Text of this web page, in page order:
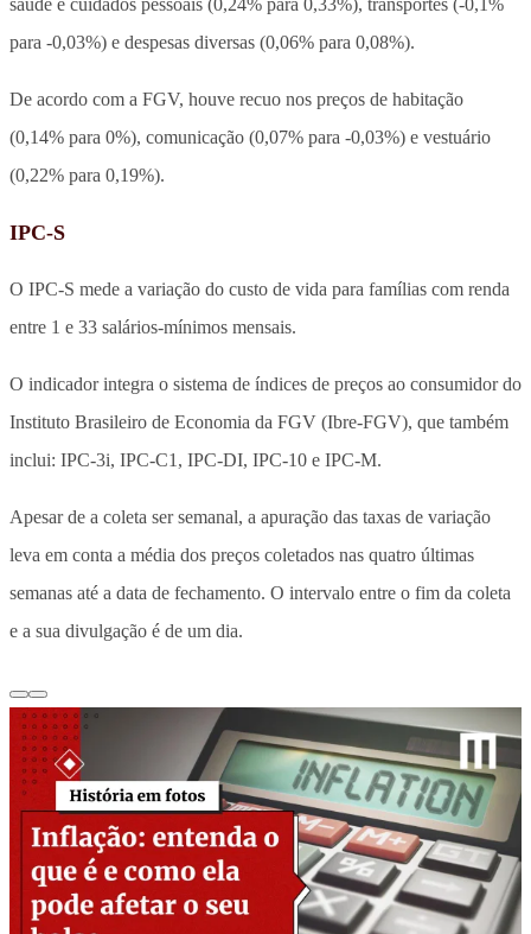
para -0,03%) e despesas diversas (0,06% para 0,08%).
De acordo com a FGV, houve recuo nos preços de habitação
(0,14% para 0%), comunicação (0,07% para -0,03%) e vestuário
(0,22% para 0,19%).
IPC-S
O IPC-S mede a variação do custo de vida para famílias com renda
entre 1 e 33 salários-mínimos mensais.
O indicador integra o sistema de índices de preços ao consumidor do
Instituto Brasileiro de Economia da FGV (Ibre-FGV), que também
inclui: IPC-3i, IPC-C1, IPC-DI, IPC-10 e IPC-M.
Apesar de a coleta ser semanal, a apuração das taxas de variação
leva em conta a média dos preços coletados nas quatro últimas
semanas até a data de fechamento. O intervalo entre o fim da coleta
e a sua divulgação é de um dia.